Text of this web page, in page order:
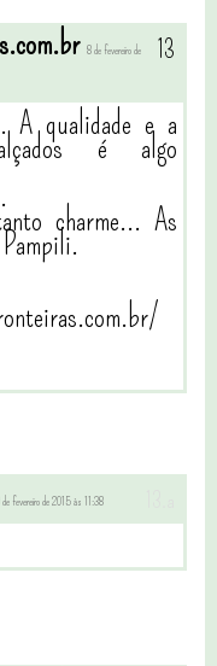
8 de fevereiro de
A qualidade e a
é algo
charme... As
fevereiro de 2015 às 11:38